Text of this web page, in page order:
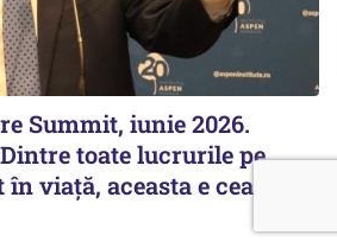
Summit, iunie 2026.
toate lucrurile pe
viață, aceasta e cea mai